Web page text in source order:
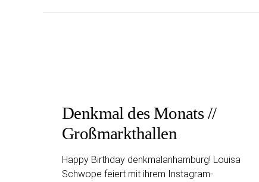
Denkmal des Monats //
Großmarkthallen
Happy Birthday denkmalanhamburg! Louisa
Schwope feiert mit ihrem Instagram-